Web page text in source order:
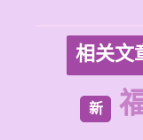
相关文
新